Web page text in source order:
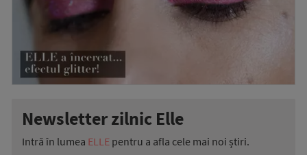
Newsletter zilnic Elle
Intră în lumea ELLE pentru a afla cele mai noi știri.